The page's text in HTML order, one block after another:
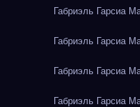
Габриэль Гарсиа
Габриэль Гарсиа
Габриэль Гарсиа
Габриэль Гарсиа